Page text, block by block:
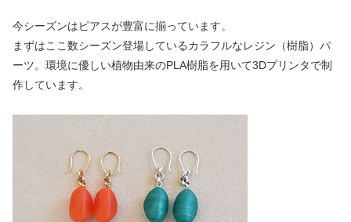
今シーズンはピアスが豊富に揃っています。
まずはここ数シーズン登場しているカラフルなレジン（樹脂）パ
ーツ。環境に優しい植物由来のPLA樹脂を用いて3Dプリンタで制
作しています。